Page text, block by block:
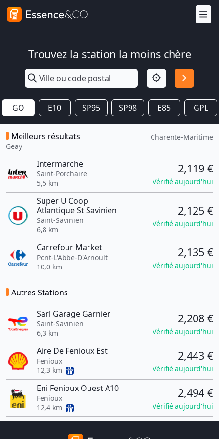
Trouvez la station la moins chère
GO E10 SP95 SP98 E85 GPL
Meilleurs résultats
Geay
Charente-Maritime
Intermarche
Saint-Porchaire
5,5 km
2,119 €
Vérifié aujourd'hui
Super U Coop
Atlantique St Savinien
Saint-Savinien
6,8 km
2,125 €
Vérifié aujourd'hui
Carrefour Market
Pont-L'Abbe-D'Arnoult
10,0 km
2,135 €
Vérifié aujourd'hui
Autres Stations
Sarl Garage Garnier
Saint-Savinien
6,3 km
2,208 €
Vérifié aujourd'hui
Aire De Fenioux Est
Fenioux
12,3 km
2,443 €
Vérifié aujourd'hui
Eni Fenioux Ouest A10
Fenioux
12,4 km
2,494 €
Vérifié aujourd'hui